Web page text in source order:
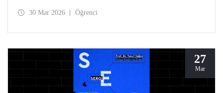
30 Mar 2026 Öğrenci
27
Mar